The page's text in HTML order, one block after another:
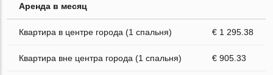
Аренда в месяц
Квартира в центре города (1 спальня) € 1 295.38
Квартира вне центра города (1 спальня) € 905.33